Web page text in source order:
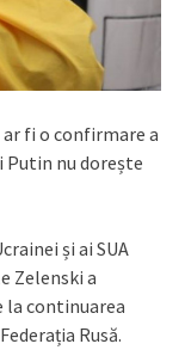
fi o confirmare a
Putin nu dorește
și ai SUA
Zelenski a
la continuarea
Rusă.